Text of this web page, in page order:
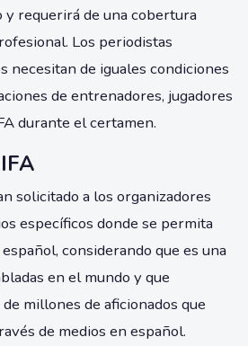
requerirá de una cobertura
Los periodistas
necesitan de iguales condiciones
de entrenadores, jugadores
durante el certamen.
solicitado a los organizadores
específicos donde se permita
considerando que es una
en el mundo y que
millones de aficionados que
de medios en español.